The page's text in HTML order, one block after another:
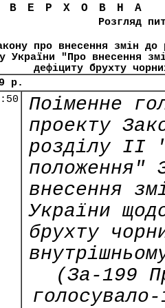
Розгляд
про внесення змін
України "Про внесення
дефіциту брухту
р.
Поіменне
проекту
розділу ІI
положення"
внесення
України
брухту
(За-199